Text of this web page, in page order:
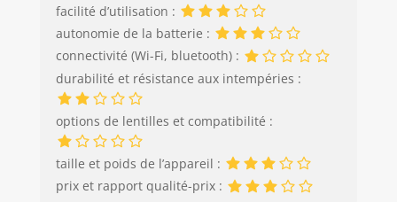
la vidéo 4K(2) vous
permettent
d'immortaliser
facilement des
instants parfaits.
appareil photo
doté de la fonction
de détection du
visage et de suivi
facilité d’utilisation :
autonomie de la batterie :
connectivité (Wi-Fi, bluetooth) :
durabilité et résistance aux intempéries :
options de lentilles et compatibilité :
taille et poids de l’appareil :
prix et rapport qualité-prix :